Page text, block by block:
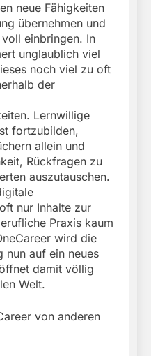
neue Fähigkeiten
übernehmen und
einbringen. In
unglaublich viel
noch viel zu oft
der
Lernwillige
fortzubilden,
allein und
Rückfragen zu
auszutauschen.
nur Inhalte zur
Praxis kaum
wird die
nun auf ein neues
damit völlig
Welt.
von anderen